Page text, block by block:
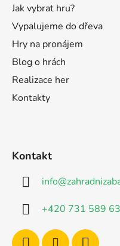
Jak vybrat hru?
Vypalujeme do dřeva
Hry na pronájem
Blog o hrách
Realizace her
Kontakty
Kontakt
info@
+420 731 589